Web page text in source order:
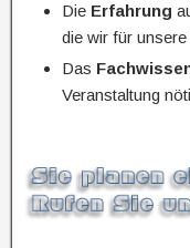
Die Erfahrung
die wir für
Das
Veranstaltung